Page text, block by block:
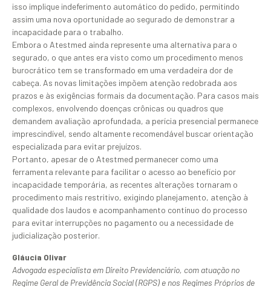
isso implique indeferimento automático do pedido, permitindo
assim uma nova oportunidade ao segurado de demonstrar a
incapacidade para o trabalho.
Embora o Atestmed ainda represente uma alternativa para o
segurado, o que antes era visto como um procedimento menos
burocrático tem se transformado em uma verdadeira dor de
cabeça. As novas limitações impõem atenção redobrada aos
prazos e às exigências formais da documentação. Para casos mais
complexos, envolvendo doenças crônicas ou quadros que
demandem avaliação aprofundada, a perícia presencial permanece
imprescindível, sendo altamente recomendável buscar orientação
especializada para evitar prejuízos.
Portanto, apesar de o Atestmed permanecer como uma
ferramenta relevante para facilitar o acesso ao benefício por
incapacidade temporária, as recentes alterações tornaram o
procedimento mais restritivo, exigindo planejamento, atenção à
qualidade dos laudos e acompanhamento contínuo do processo
para evitar interrupções no pagamento ou a necessidade de
judicialização posterior.
Gláucia Olivar
Advogada especialista em Direito Previdenciário, com atuação no
Regime Geral de Previdência Social (RGPS) e nos Regimes Próprios de